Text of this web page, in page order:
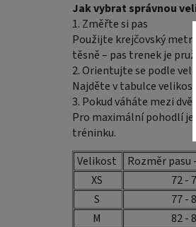
Jak vybrat správnou
1. Změřte si pas
Použijte krejčovský metr
těsně – pas trenek je
2. Orientujte se podle
Najděte v tabulce
3. Pokud váháte mezi
Pro maximální pohodlí je
tréninku.
Velikost
Rozměr pasu
XS
72 -
S
77 -
M
82 -